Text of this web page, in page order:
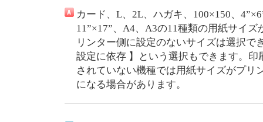
カード、L、2L、ハガキ、100×150、
11”×17”、A4、A3の11種類の用紙サイ
リンター側に設定のないサイズは選択で
設定に依存 】という選択もできます。
されていない機種では用紙サイズがプリ
になる場合があります。